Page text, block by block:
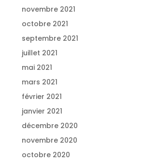
novembre 2021
octobre 2021
septembre 2021
juillet 2021
mai 2021
mars 2021
février 2021
janvier 2021
décembre 2020
novembre 2020
octobre 2020